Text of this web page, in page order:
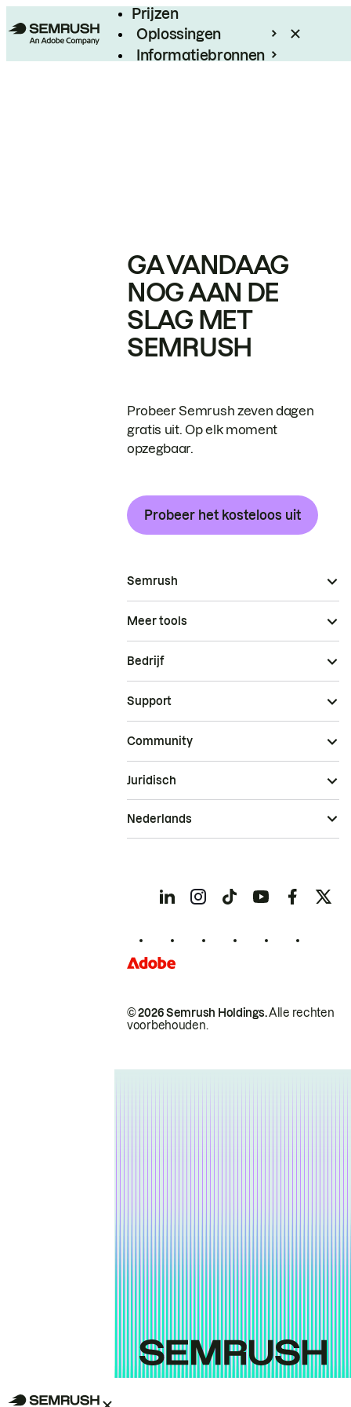
Prijzen
Oplossingen
Informatiebronnen
GA VANDAAG
NOG AAN DE
SLAG MET
SEMRUSH
Probeer Semrush zeven dagen
gratis uit. Op elk moment
opzegbaar.
Probeer het kosteloos uit
Semrush
Meer tools
Bedrijf
Support
Community
© 2026 Semrush Holdings.Alle rechten
voorbehouden.
Juridisch
Nederlands